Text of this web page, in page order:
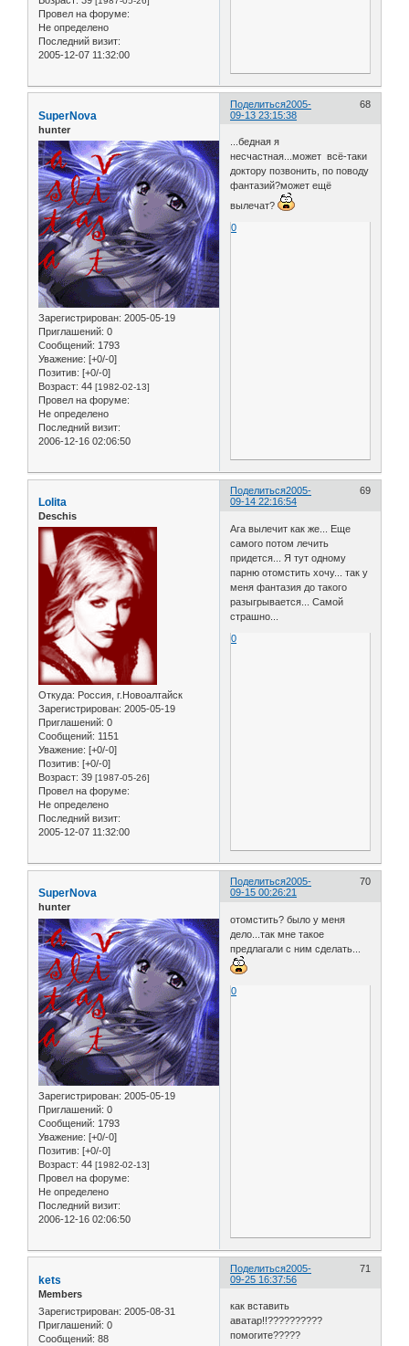
Провел на форуме:
Не определено
Последний визит:
2005-12-07 11:32:00
Поделиться 68
2005-
09-13 23:15:38
SuperNova
hunter
Зарегистрирован: 2005-05-19
Приглашений: 0
Сообщений: 1793
Уважение: [+0/-0]
Позитив: [+0/-0]
Возраст: 44 [1982-02-13]
Провел на форуме:
Не определено
Последний визит:
2006-12-16 02:06:50
...бедная я
несчастная...может всё-таки
доктору позвонить, по поводу
фантазий?может ещё
вылечат?
0
Поделиться 69
2005-
09-14 22:16:54
Lolita
Deschis
Откуда: Россия, г.Новоалтайск
Зарегистрирован: 2005-05-19
Приглашений: 0
Сообщений: 1151
Уважение: [+0/-0]
Позитив: [+0/-0]
Возраст: 39 [1987-05-26]
Провел на форуме:
Не определено
Последний визит:
2005-12-07 11:32:00
Ага вылечит как же... Еще
самого потом лечить
придется... Я тут одному
парню отомстить хочу... так у
меня фантазия до такого
разыгрывается... Самой
страшно...
0
Поделиться 70
2005-
09-15 00:26:21
SuperNova
hunter
Зарегистрирован: 2005-05-19
Приглашений: 0
Сообщений: 1793
Уважение: [+0/-0]
Позитив: [+0/-0]
Возраст: 44 [1982-02-13]
Провел на форуме:
Не определено
Последний визит:
2006-12-16 02:06:50
отомстить? было у меня
дело...так мне такое
предлагали с ним сделать...
0
Поделиться 71
2005-
09-25 16:37:56
kets
Members
Зарегистрирован: 2005-08-31
Приглашений: 0
Сообщений: 88
как вставить
аватар!!??????????
помогите?????